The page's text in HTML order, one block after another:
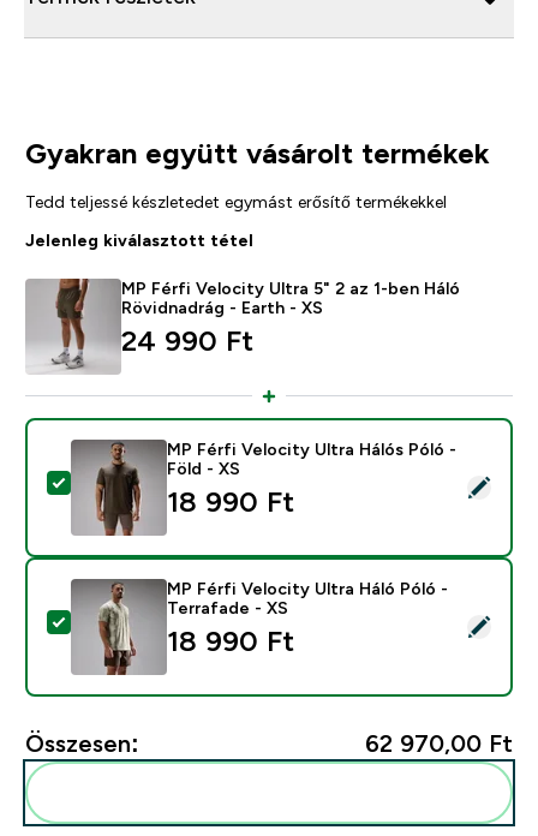
Gyakran együtt vásárolt termékek
Tedd teljessé készletedet egymást erősítő termékekkel
Jelenleg kiválasztott tétel
MP Férfi Velocity Ultra 5" 2 az 1-ben Háló
Rövidnadrág - Earth - XS
24 990 Ft‎
Termék kiválasztása - MP Férfi Velocity Ultra Hálós
MP Férfi Velocity Ultra Hálós Póló -
Föld - XS
18 990 Ft‎
Termék kiválasztása - MP Férfi Velocity Ultra Háló
MP Férfi Velocity Ultra Háló Póló -
Terrafade - XS
18 990 Ft‎
Összesen: 62 970,00 Ft‎